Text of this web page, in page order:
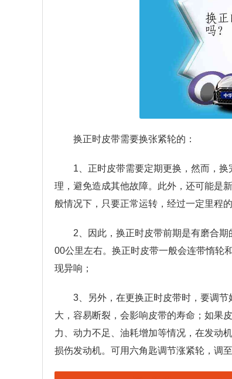
换正时皮带需要换张紧轮的：
1、正时皮带需要定期更换，然而，
理，避免造成其他故障。此外，还可能是
般情况下，只要正常运转，经过一定里程
2、因此，换正时皮带前期是有磨合
00公里左右。换正时皮带一般会连带惰轮
现异响；
3、另外，在更换正时皮带时，要调
大，容易断裂，会影响皮带的寿命；如果
力、动力不足、油耗增加等情况，在发动
损伤发动机。可用六角匙调节涨紧轮，调